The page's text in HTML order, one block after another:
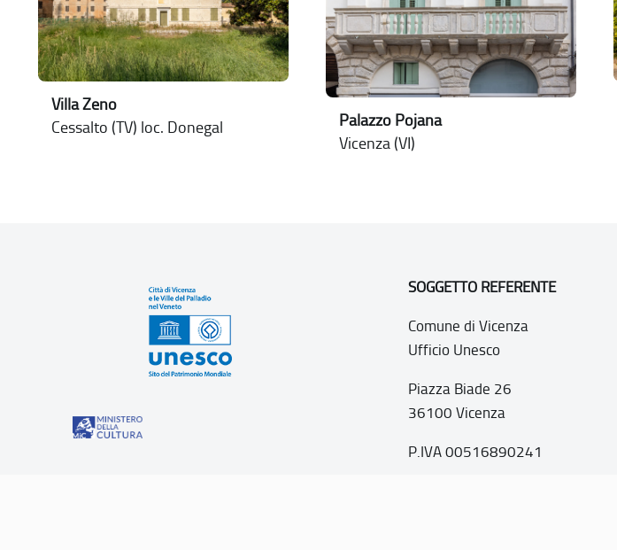
Villa Zeno
Cessalto (TV) loc. Donegal Palazzo Pojana
Vicenza (VI)
SOGGETTO REFERENTE
Comune di Vicenza
Ufficio Unesco
Piazza Biade 26
36100 Vicenza
P.IVA 00516890241